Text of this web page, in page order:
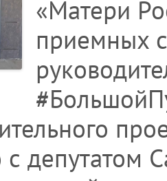
«Матери
приемных
с депутатом